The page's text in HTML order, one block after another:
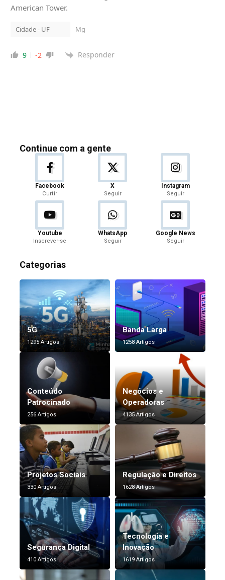
American Tower.
Cidade - UF Mg
9 -2 Responder
Continue com a gente
Facebook
Curtir
X
Seguir
Instagram
Seguir
Youtube
Inscrever-se
WhatsApp
Seguir
Google News
Seguir
Categorias
5G
1295 Artigos
Banda Larga
1258 Artigos
Conteúdo
Patrocinado
256 Artigos
Negócios e
Operadoras
4135 Artigos
Projetos Sociais
330 Artigos
Regulação e Direitos
1628 Artigos
Segurança Digital
410 Artigos
Tecnologia e
Inovação
1619 Artigos